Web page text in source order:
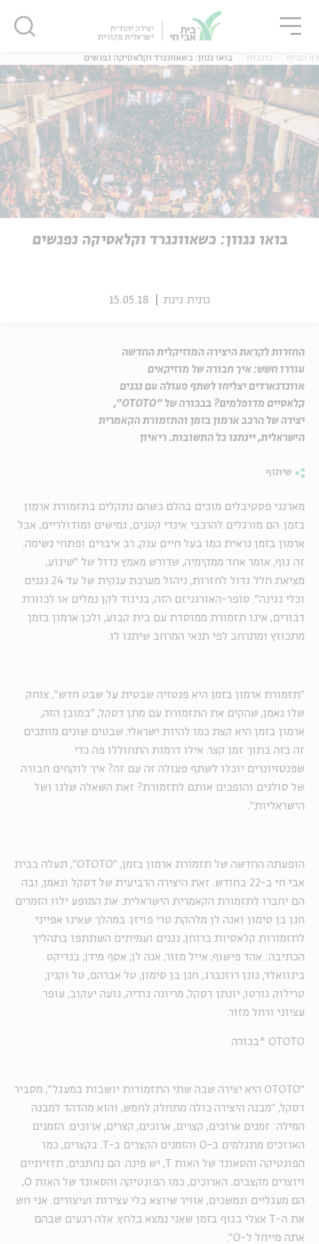
אנגלית נוער
אנגלית
דף הבית כתבות בואו נגוון: כשאוונגרד וקלאסיקה נפגשים
בואו נגוון: כשאוונגרד וקלאסיקה נפגשים
גתית גינת 15.05.18
החזרות לקראת היצירה המוזיקלית החדשה
עוררו חשש: איך חבורה של מוזיקאים
אוונדגארדים יצליחו לשתף פעולה עם נגנים
קלאסיים מדופלמים? בבכורה של "OTOTO",
יצירה של הרכב ארמון בזמן והתזמורת הקאמרית
הישראלית, יינתנו כל התשובות. ריאיון
שיתוף
מארגני פסטיבלים מוכים בהלם כשהם נתקלים בתזמורת ארמון
בזמן. הם מורגלים להרכבי אינדי קטנים, גמישים ומודולריים, אבל
ארמון בזמן נראית כמו בעל חיים ענק, רב איברים ופתחי נשימה.
זה גוף, אומר אחד ממקימיה, שדורש מאמץ גדול של "שינוע,
מציאת חלל גדול לחזרות, ניהול מערכת ענקית של עד 24 נגנים
וכלי נגינה". סופר-האורגניזם הזה, בניגוד לקן נמלים או לכוורת
דבורים, אינו תזמורת ממוסדת עם בית קבוע, ולכן ארמון בזמן
מתכווץ ומתרחב לפי תנאי המרחב שיתנו לו.
"תזמורת ארמון בזמן היא פנטזיה שבטית על שבט חדש", צוחק
שלו נאמן, שהקים את התזמורת עם מתן דסקל, "במובן הזה,
ארמון בזמן היא קצת כמו להיות ישראלי. שבטים שונים מותכים
זה בזה בתוך זמן קצר. אילו דרמות התחוללו פה כדי
שפנטזיונרים יוכלו לשתף פעולה זה עם זה? איך לוקחים חבורה
של סולנים והופכים אותם לתזמורת? זאת השאלה שלנו ושל
הישראליות".
הופעתה החדשה של תזמורת ארמון בזמן, "OTOTO", תעלה בבית
אבי חי ב-22 בחודש. זאת היצירה הרביעית של דסקל ונאמן, ובה
הם יחברו לתזמורת הקאמרית הישראלית. את המופע ילוו הזמרים
חנן בן סימון ואנה לן מלהקת טרי פויזן. במהלך שאינו אפייני
לתזמורות קלאסיות ברוחן, נגנים ועמיתים השתתפו בתהליך
הכתיבה: אהד פישוף, אייל מזור, אנה לן, אסף מידן, בנדיקט
בינוואלד, גונן רוזנברג, חנן בן סימון, טל אברהם, טל וקנין,
טרילוק גורטו, יונתן דסקל, מריונה גודיה, נועה יעקוב, עופר
עציוני ורחל מזור.
OTOTO *בכורה
"
OTOTO היא יצירה שבה שתי התזמורות יושבות במעגל", מסביר
דסקל, "מבנה היצירה כולה מתחלק לחמש, והוא מהדהד למבנה
המילה: זמנים ארוכים, קצרים, ארוכים, קצרים, ארוכים. הזמנים
הארוכים מתגלמים ב-O והזמנים הקצרים ב-
. בקצרים, כמו
הפונטיקה והסאונד של האות
, יש פינה. הם נחתכים, תזזיתיים
ויוצרים מקצבים. הארוכים, כמו הפונטיקה והסאונד של האות O
,
הם מעגליים ונמשכים, אוויר שיוצא בלי עצירות ועיצורים. אני חש
את ה-T אצלי בגוף בזמן שאני נמצא בלחץ. אלה רגעים שבהם
אתה מייחל ל-O".
סגור